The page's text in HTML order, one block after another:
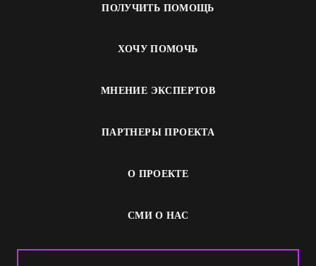
ПОЛУЧИТЬ ПОМОЩЬ
ХОЧУ ПОМОЧЬ
МНЕНИЕ ЭКСПЕРТОВ
ПАРТНЕРЫ ПРОЕКТА
О ПРОЕКТЕ
СМИ О НАС